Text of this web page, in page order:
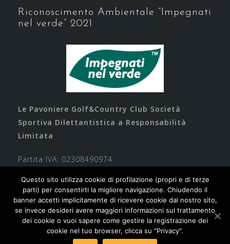
Riconoscimento Ambientale “Impegnati
nel verde” 2021
Le Pavoniere Golf&Country Club Società
Sportiva Dilettantistica a Responsabilità
Limitata
Partita IVA: 02308490974
Contatti Privacy
Cookie
Questo sito utilizza cookie di profilazione (propri e di terze
parti) per consentirti la migliore navigazione. Chiudendo il
banner accetti implicitamente di ricevere cookie dal nostro sito,
se invece desideri avere maggiori informazioni sul trattamento
dei cookie o vuoi sapere come gestire la registrazione dei
cookie nel tuo browser, clicca su "Privacy".